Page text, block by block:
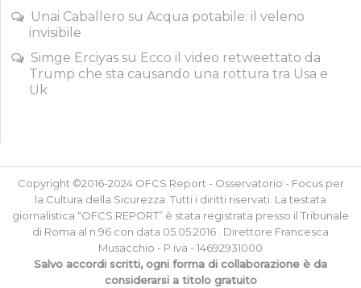
Unai Caballero su Acqua potabile: il veleno
invisibile
Simge Erciyas su Ecco il video retweettato da
Trump che sta causando una rottura tra Usa e
Uk
Copyright ©2016-2024 OFCS.Report - Osservatorio - Focus per
la Cultura della Sicurezza. Tutti i diritti riservati. La testata
giornalistica “OFCS.REPORT” è stata registrata presso il Tribunale
di Roma al n.96 con data 05.05.2016 . Direttore Francesca
Musacchio - P.iva - 14692931000
Salvo accordi scritti, ogni forma di collaborazione è da
considerarsi a titolo gratuito